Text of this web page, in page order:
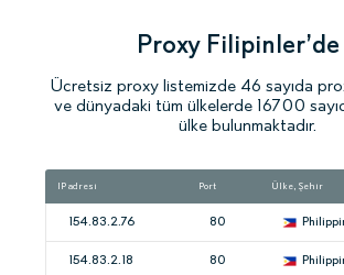
Proxy Filipinler’de
Ücretsiz proxy listemizde 46 sayıda
ve dünyadaki tüm ülkelerde 16700
ülke bulunmaktadır.
IP adresi Port Ülke, Şehir
154.83.2.76 80
154.83.2.18 80